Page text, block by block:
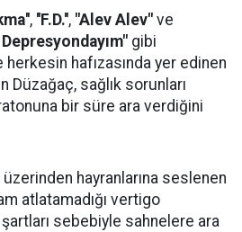
, ''F.D.'', "Alev Alev" ve
gibi
hafızasında yer edinen
Düzağaç, sağlık sorunları
bir süre ara verdiğini
hayranlarına seslenen
atlatamadığı vertigo
şartları sebebiyle sahnelere ara